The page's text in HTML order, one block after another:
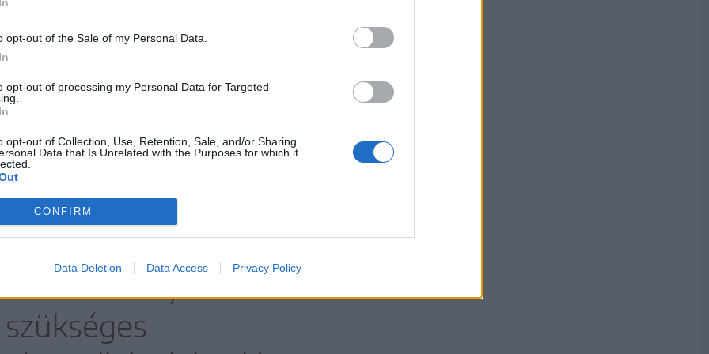
opt-out of the Sale of my Personal Data.
opt-out of processing my Personal Data for Targeted
opt-out of Collection, Use, Retention, Sale, and/or Sharing
Data that Is Unrelated with the Purposes for which it
CONFIRM
Data Deletion Data Access Privacy Policy
futottak még egy kört, hogy
kiderüljön: továbbra is sokan ellenzik, hogy
regionális vízszolgáltatónak adják át a
A szerda esti falugyűlésen gyakorlatilag
neveztek ki a második félévben,
a működési engedélyt az Ecken
árának jelentős